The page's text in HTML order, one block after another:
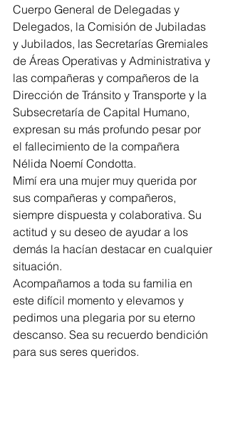
Cuerpo General de Delegadas y
Delegados, la Comisión de Jubiladas
y Jubilados, las Secretarías Gremiales
de Áreas Operativas y Administrativa y
las compañeras y compañeros de la
Dirección de Tránsito y Transporte y la
Subsecretaría de Capital Humano,
expresan su más profundo pesar por
el fallecimiento de la compañera
Nélida Noemí Condotta.
Mimí era una mujer muy querida por
sus compañeras y compañeros,
siempre dispuesta y colaborativa. Su
actitud y su deseo de ayudar a los
demás la hacían destacar en cualquier
situación.
Acompañamos a toda su familia en
este difícil momento y elevamos y
pedimos una plegaria por su eterno
descanso. Sea su recuerdo bendición
para sus seres queridos.